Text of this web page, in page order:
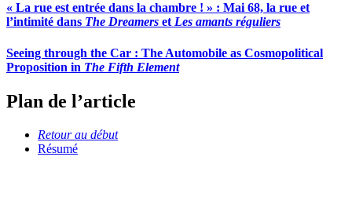
« La rue est entrée dans la chambre ! » : Mai 68, la rue et
l’intimité dans The Dreamers etLes amants réguliers
Seeing through the Car : The Automobile as Cosmopolitical
Proposition in The Fifth Element
Plan de l’article
Retour au début
Résumé